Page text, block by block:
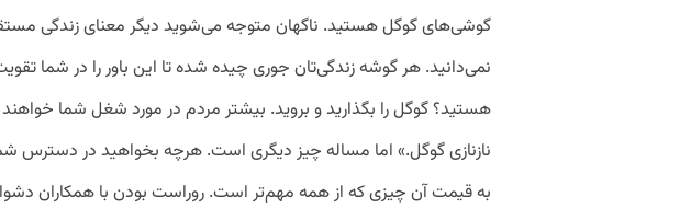
گوشی‌های گوگل هستید. ناگهان متوجه می‌شوید دیگر معنای زندگی
نمی‌دانید. هر گوشه زندگی‌تان جوری چیده شده تا این باور را در شما
هستید؟ گوگل را بگذارید و بروید. بیشتر مردم در مورد شغل شما
نازنازی گوگل.» اما مساله چیز دیگری است. هرچه بخواهید در دسترس
به قیمت آن چیزی که از همه مهم‌تر است. روراست بودن با همکاران